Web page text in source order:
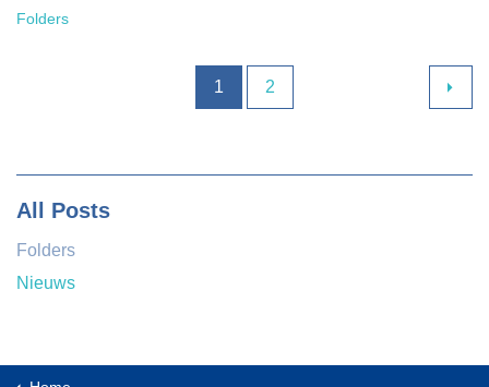
Folders
1 2
All Posts
Folders
Nieuws